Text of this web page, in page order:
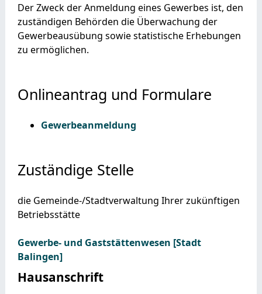
Der Zweck der Anmeldung eines Gewerbes ist, den
zuständigen Behörden die Überwachung der
Gewerbeausübung sowie statistische Erhebungen
zu ermöglichen.
Onlineantrag und Formulare
Gewerbeanmeldung
Zuständige Stelle
die Gemeinde-/Stadtverwaltung Ihrer zukünftigen
Betriebsstätte
Gewerbe- und Gaststättenwesen [Stadt
Balingen]
Hausanschrift